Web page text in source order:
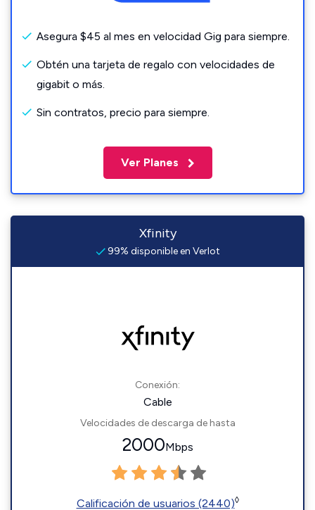
Asegura $45 al mes en velocidad Gig para siempre.
Obtén una tarjeta de regalo con velocidades de
gigabit o más.
Sin contratos, precio para siempre.
Ver Planes
Xfinity
99% disponible en Verlot
Conexión:
Cable
Velocidades de descarga de hasta
2000Mbps
Calificación de usuarios (2440)◊